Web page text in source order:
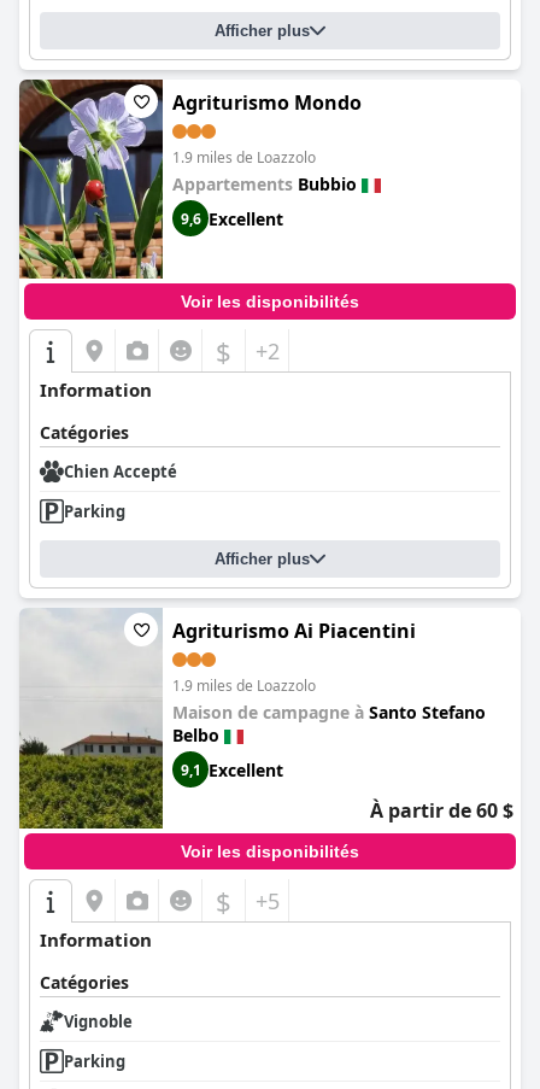
Afficher plus
Agriturismo Mondo
1.9 miles de Loazzolo
Appartements Bubbio
9,6 Excellent
Voir les disponibilités
$ +2
Information
Catégories
Chien Accepté
Parking
Afficher plus
Agriturismo Ai Piacentini
1.9 miles de Loazzolo
Maison de campagne à Santo Stefano
Belbo
9,1 Excellent
À partir de 60 $
Voir les disponibilités
$ +5
Information
Catégories
Vignoble
Parking